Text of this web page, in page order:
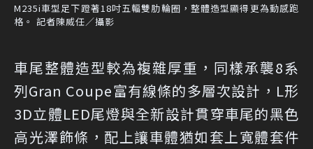
M235i車型足下蹬著18吋五輻雙肋輪圈，整體造型顯得更為動感跑
格。 記者陳威任／攝影
車尾整體造型較為複雜厚重，同樣承襲8系
列Gran Coupe富有線條的多層次設計，L形
3D立體LED尾燈與全新設計貫穿車尾的黑色
高光澤飾條，配上讓車體猶如套上寬體套件